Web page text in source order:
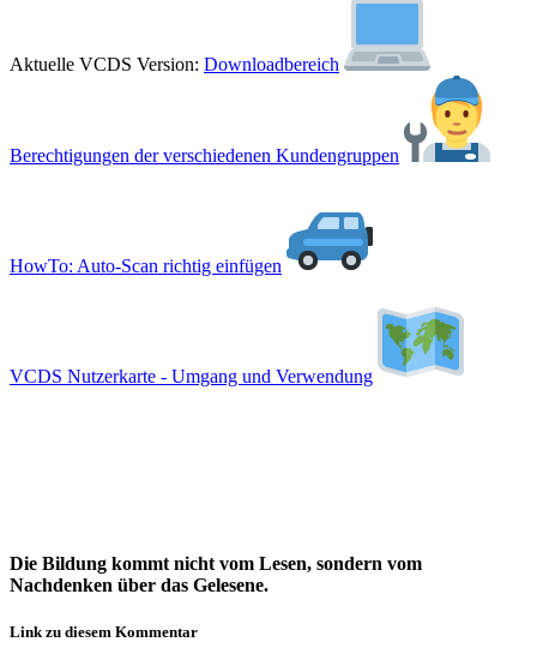
Aktuelle VCDS Version: Downloadbereich
Berechtigungen der verschiedenen Kundengruppen
HowTo: Auto-Scan richtig einfügen
VCDS Nutzerkarte - Umgang und Verwendung
Die Bildung kommt nicht vom Lesen, sondern vom
Nachdenken über das Gelesene.
Link zu diesem Kommentar